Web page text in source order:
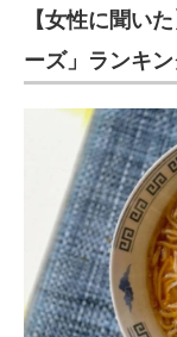
【女性に聞い
ーズ」ランキン